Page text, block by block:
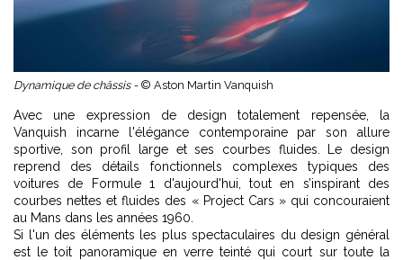
Dynamique de châssis - © Aston Martin Vanquish
Avec une expression de design totalement repensée, la
Vanquish incarne l'élégance contemporaine par son allure
sportive, son profil large et ses courbes fluides. Le design
reprend des détails fonctionnels complexes typiques des
voitures de Formule 1 d'aujourd'hui, tout en s’inspirant des
courbes nettes et fluides des « Project Cars » qui concouraient
au Mans dans les années 1960.
Si l'un des éléments les plus spectaculaires du design général
est le toit panoramique en verre teinté qui court sur toute la